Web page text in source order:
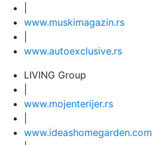
www.muskimagazin.rs
www.autoexclusive.rs
LIVING Group
www.mojenterijer.rs
www.ideashomegarden.com